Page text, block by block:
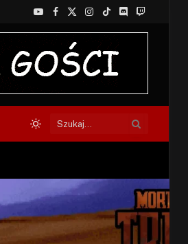
YouTube
Facebook
X
(Twitter)
Instagram
TikTokDiscordTwitch